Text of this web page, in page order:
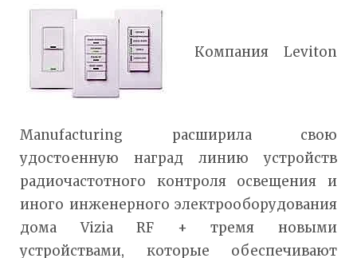
Компания Leviton
Manufacturing расширила свою
удостоенную наград линию устройств
радиочастотного контроля освещения и
иного инженерного электрооборудования
дома Vizia RF + тремя новыми
устройствами, которые обеспечивают